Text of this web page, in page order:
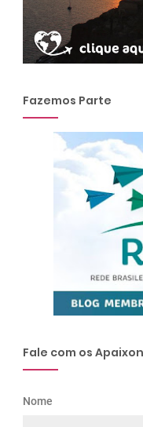
Fazemos Parte
Fale com os
Nome